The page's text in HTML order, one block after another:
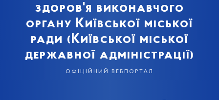
здоров'я виконавчого
органу Київської міської
ради (Київської міської
державної адміністрації)
офіційний вебпортал